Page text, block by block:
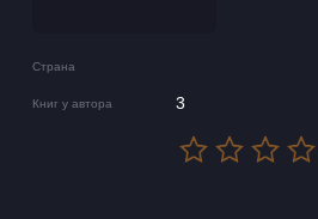
Страна
Книг у автора 3